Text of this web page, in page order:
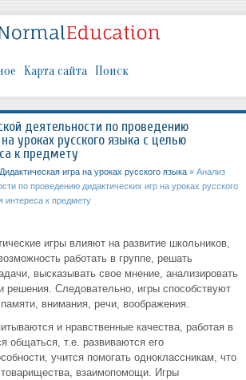
Карта сайта Поиск
деятельности по проведению
уроках русского языка с целью
к предмету
Дидактическая игра на уроках русского языка » Анализ
по проведению дидактических игр на уроках русского
к предмету
игры влияют на развитие школьников,
работать в группе, решать
высказывать свое мнение, анализировать
решения. Следовательно, игры способствуют
внимания, речи, воображения.
и нравственные качества, работая в
общаться, т.е. развиваются его
учится помогать одноклассникам, что
товарищества, взаимопомощи. Игры